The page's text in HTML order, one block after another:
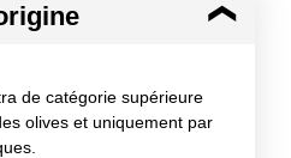
de catégorie supérieure
olives et uniquement par